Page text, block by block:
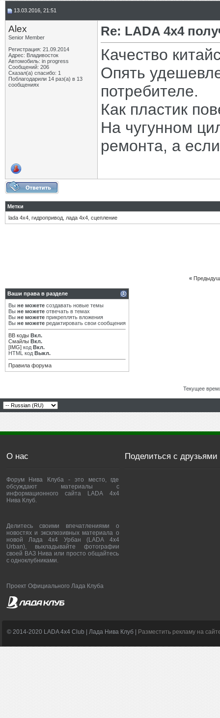
13.03.2016, 21:51
Alex
Senior Member
Регистрация: 21.09.2014
Адрес: Владивосток
Автомобиль: in progress
Сообщений: 206
Сказал(а) спасибо: 1
Поблагодарили 14 раз(а) в 13
сообщениях
Re: LADA 4x4
Качество
Опять
потребителе.
Как пластик
На чугунном
ремонта, а
Метки
lada 4x4 гидропривод лада 4х4 сцепление
«
Ваши права в разделе
Вы не можете создавать новые темы
Вы не можете отвечать в темах
Вы не можете прикреплять вложения
Вы не можете редактировать свои сообщения
BB коды Вкл.
Смайлы Вкл.
[IMG] код Вкл.
HTML код Выкл.
Правила форума
Текущее
О нас
Форум Нива Клуба - это место, где
обсуждают материалы с
информационного сайта LADA 4x4
Нива Клуб.
Делитесь своими впечатлениями о
новостях и эксклюзивных материала о
новой Лада 4х4 Урбан (LADA 4x4
Urban), выкладывайте фотографии
своей ВАЗ Нива или просто общайтесь
с одноклубниками.
Проект Официального Лада Клуба
Поделиться с друзьями
© 2014-2020 LADA 4x4 Club | Лада Нива Клуб | Разместить рекламу на